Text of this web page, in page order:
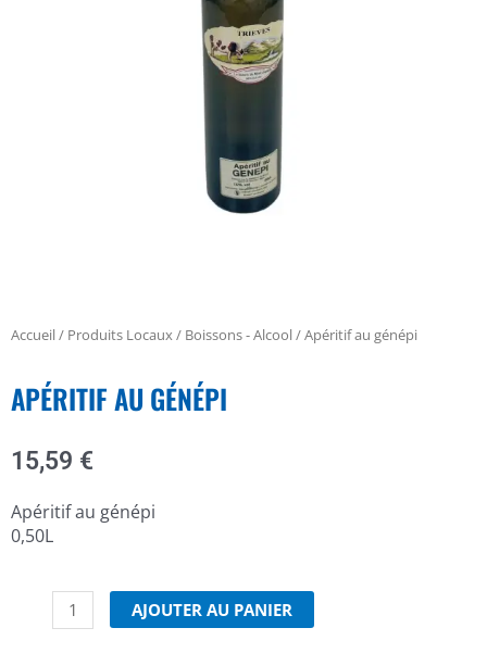
Accueil/ Produits Locaux/ Boissons - Alcool/ Apéritif au génépi
APÉRITIF AU GÉNÉPI
15,59 €
Apéritif au génépi
0,50L
Apéritif
AJOUTER AU PANIER